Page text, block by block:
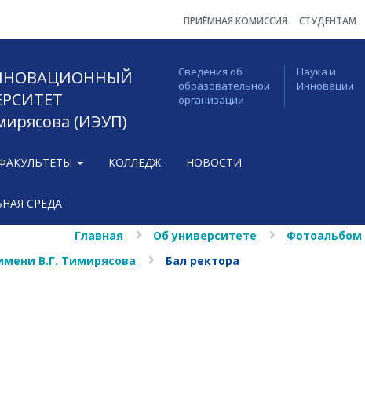
ПРИЁМНАЯ КОМИССИЯ СТУДЕНТАМ
(ИЭУП)
Сведения об
образовательной
организации
Наука и
Инновации
КОЛЛЕДЖ НОВОСТИ
СРЕДА
Главная Об университете
Фотоальбом
В.Г. Тимирясова
Бал ректора